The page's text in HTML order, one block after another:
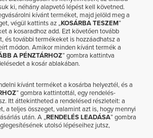
ki, néhány alapvető lépést kell követned.
kívánt terméket, majd jelöld meg a
végül kattints az „KOSÁRBA TESZEM”
a kosaradhoz add. Ezt követően tovább
és további termékeket is hozzáadhatsz a
módon. Amikor minden kívánt termék a
A PÉNZTÁRHOZ” gombra kattintva
a kosár ablakában.
kívánt terméket a kosárba helyeztél, és a
” gombra kattintottál, egy rendelés-
Itt áttekintheted a rendelésed részleteit: a
a teljes összeget, valamint azt is, hogy mennyi
után. A „RENDELÉS LEADÁSA” gombra
utolsó lépéseihez jutsz,